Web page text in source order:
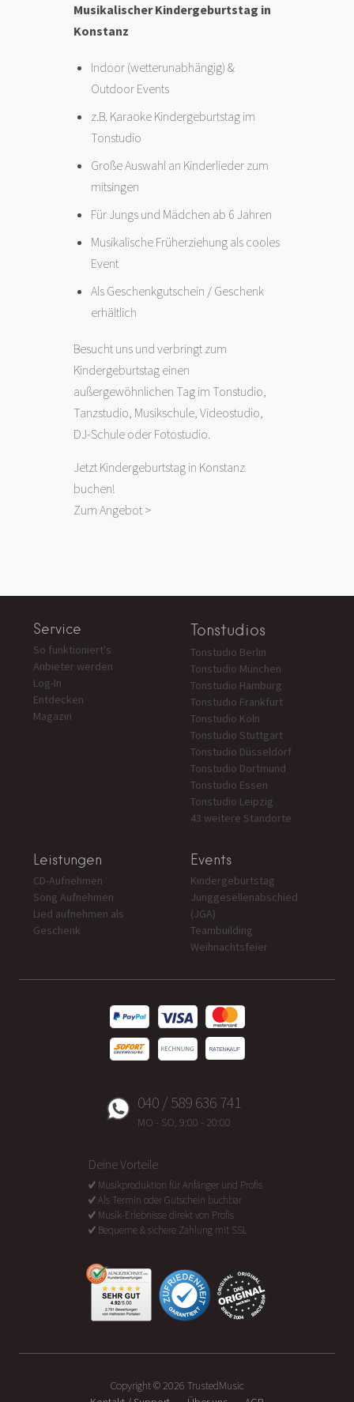
Musikalischer Kindergeburtstag in
Konstanz
Indoor (wetterunabhängig) &
Outdoor Events
z.B. Karaoke Kindergeburtstag im
Tonstudio
Große Auswahl an Kinderlieder zum
mitsingen
Für Jungs und Mädchen ab 6 Jahren
Musikalische Früherziehung als cooles
Event
Als Geschenkgutschein / Geschenk
erhältlich
Besucht uns und verbringt zum
Kindergeburtstag einen
außergewöhnlichen Tag im Tonstudio,
Tanzstudio, Musikschule, Videostudio,
DJ-Schule oder Fotostudio.
Jetzt Kindergeburtstag in Konstanz
buchen!
Zum Angebot >
Service
So funktioniert's
Anbieter werden
Log-In
Entdecken
Magazin
Tonstudios
Tonstudio Berlin
Tonstudio München
Tonstudio Hamburg
Tonstudio Frankfurt
Tonstudio Köln
Tonstudio Stuttgart
Tonstudio Düsseldorf
Tonstudio Dortmund
Tonstudio Essen
Tonstudio Leipzig
43 weitere Standorte
Leistungen
CD-Aufnehmen
Song Aufnehmen
Lied aufnehmen als
Geschenk
Events
Kindergeburtstag
Junggesellenabschied
(JGA)
Teambuilding
Weihnachtsfeier
040 / 589 636 741
MO - SO, 9:00 - 20:00
Deine Vorteile
Musikproduktion für Anfänger und Profis
Als Termin oder Gutschein buchbar
Musik-Erlebnisse direkt von Profis
Bequeme & sichere Zahlung mit SSL
Copyright © 2026 TrustedMusic